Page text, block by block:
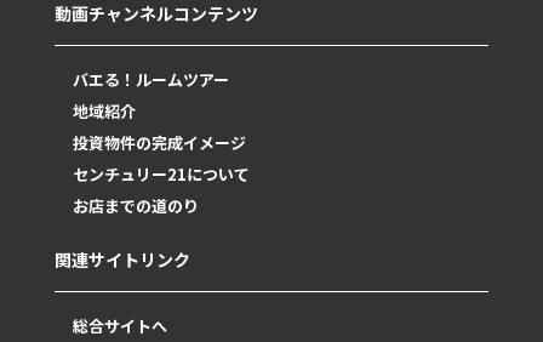
動画チャンネルコンテンツ
バエる！ルームツアー
地域紹介
投資物件の完成イメージ
センチュリー21について
お店までの道のり
関連サイトリンク
総合サイトへ